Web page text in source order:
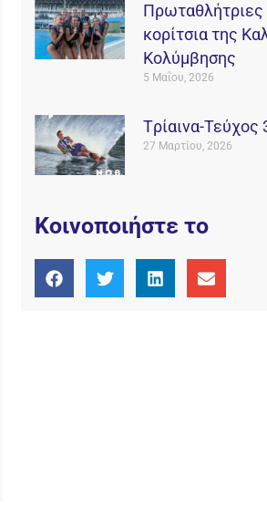
Πρωταθλήτριες
κορίτσια της
Κολύμβησης
5 Μαΐου, 2026
Tρίαινα-Τεύχος
27 Μαρτίου, 2026
Κοινοποιήστε το